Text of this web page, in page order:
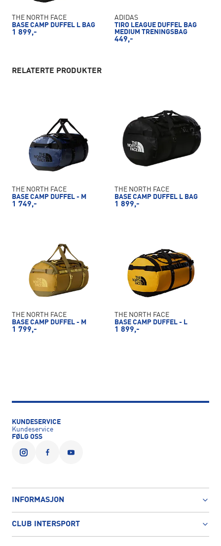
THE NORTH FACE
BASE CAMP DUFFEL L BAG
1 899,-
ADIDAS
TIRO LEAGUE DUFFEL BAG
MEDIUM TRENINGSBAG
449,-
RELATERTE PRODUKTER
THE NORTH FACE
BASE CAMP DUFFEL - M
1 749,-
THE NORTH FACE
BASE CAMP DUFFEL L BAG
1 899,-
THE NORTH FACE
BASE CAMP DUFFEL - M
1 799,-
THE NORTH FACE
BASE CAMP DUFFEL - L
1 899,-
KUNDESERVICE
Kundeservice
FØLG OSS
INFORMASJON
CLUB INTERSPORT